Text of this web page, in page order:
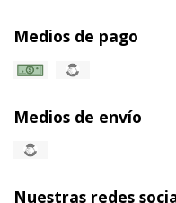
Medios de pago
Medios de envío
Nuestras redes